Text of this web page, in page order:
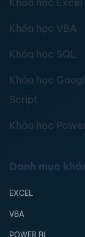
Khóa học Excel
Khóa học VBA
Khóa học SQL
Khóa học
Script
Khóa học
Danh mục
EXCEL
VBA
POWER BI